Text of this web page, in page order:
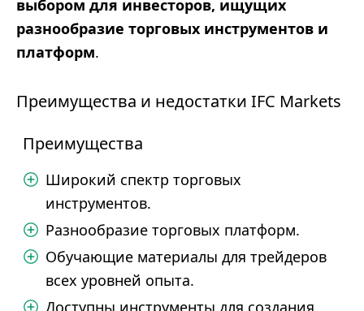
выбором для инвесторов, ищущих
разнообразие торговых инструментов и
платформ.
Преимущества и недостатки IFC Markets
Преимущества
Широкий спектр торговых
инструментов.
Разнообразие торговых платформ.
Обучающие материалы для трейдеров
всех уровней опыта.
Доступны инструменты для создания